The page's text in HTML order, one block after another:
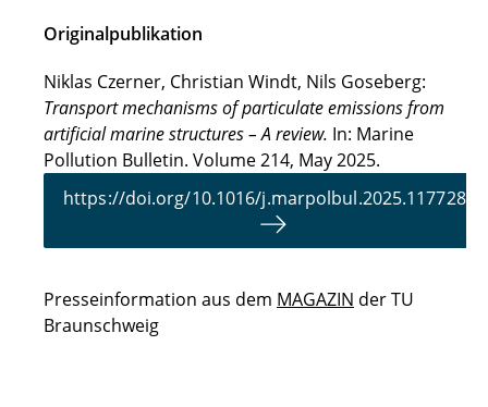
Originalpublikation
Niklas Czerner, Christian Windt, Nils Goseberg:
Transport mechanisms of particulate emissions from
artificial marine structures – A review. In: Marine
Pollution Bulletin. Volume 214, May 2025.
https://doi.org/10.1016/j.marpolbul.2025.117728
Presseinformation aus dem MAGAZIN der TU
Braunschweig